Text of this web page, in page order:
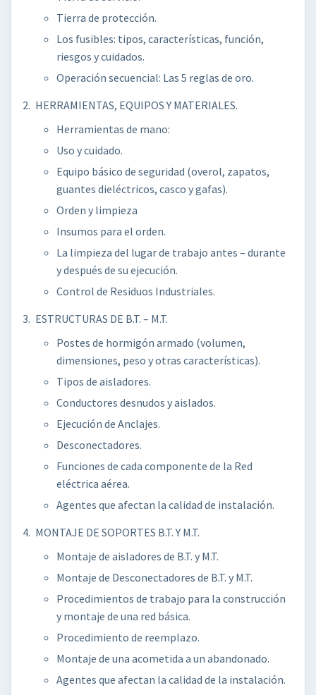
Tierra de protección.
Los fusibles: tipos, características, función,
riesgos y cuidados.
Operación secuencial: Las 5 reglas de oro.
HERRAMIENTAS, EQUIPOS Y MATERIALES.
Herramientas de mano:
Uso y cuidado.
Equipo básico de seguridad (overol, zapatos,
guantes dieléctricos, casco y gafas).
Orden y limpieza
Insumos para el orden.
La limpieza del lugar de trabajo antes – durante
y después de su ejecución.
Control de Residuos Industriales.
ESTRUCTURAS DE B.T. – M.T.
Postes de hormigón armado (volumen,
dimensiones, peso y otras características).
Tipos de aisladores.
Conductores desnudos y aislados.
Ejecución de Anclajes.
Desconectadores.
Funciones de cada componente de la Red
eléctrica aérea.
Agentes que afectan la calidad de instalación.
MONTAJE DE SOPORTES B.T. Y M.T.
Montaje de aisladores de B.T. y M.T.
Montaje de Desconectadores de B.T. y M.T.
Procedimientos de trabajo para la construcción
y montaje de una red básica.
Procedimiento de reemplazo.
Montaje de una acometida a un abandonado.
Agentes que afectan la calidad de la instalación.